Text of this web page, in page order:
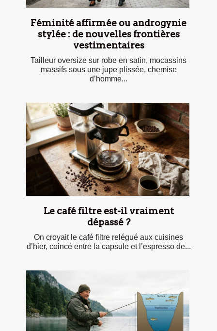
Féminité affirmée ou androgynie
stylée : de nouvelles frontières
vestimentaires
Tailleur oversize sur robe en satin, mocassins
massifs sous une jupe plissée, chemise
d’homme...
Le café filtre est-il vraiment
dépassé ?
On croyait le café filtre relégué aux cuisines
d’hier, coincé entre la capsule et l’espresso de...